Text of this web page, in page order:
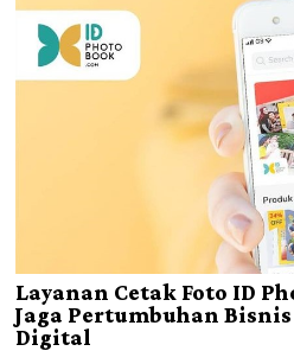
Layanan Cetak Foto ID
Jaga Pertumbuhan
Digital